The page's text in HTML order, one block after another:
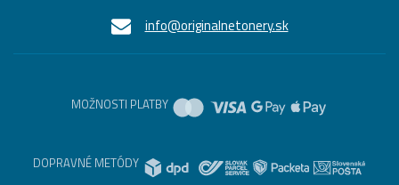
info@originalnetonery.sk
MOŽNOSTI PLATBY
DOPRAVNÉ METÓDY